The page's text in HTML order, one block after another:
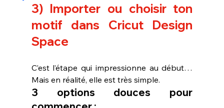
3) Importer ou choisir ton
motif dans Cricut Design
Space
C’est l’étape qui impressionne au début…
Mais en réalité, elle est très simple.
3 options douces pour